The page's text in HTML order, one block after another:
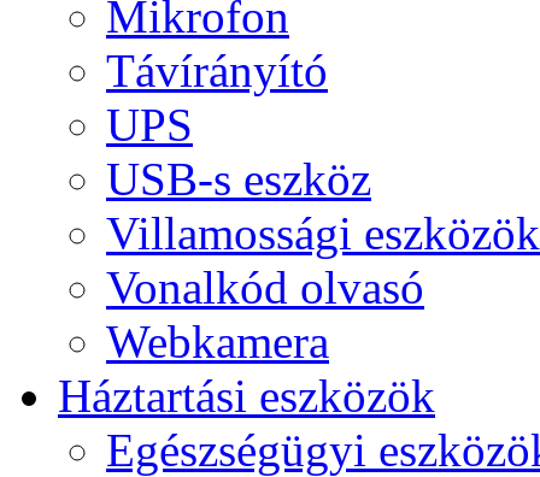
Mikrofon
Távírányító
UPS
USB-s eszköz
Villamossági eszközök
Vonalkód olvasó
Webkamera
Háztartási eszközök
Egészségügyi